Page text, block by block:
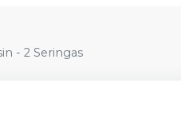
- 2 Seringas